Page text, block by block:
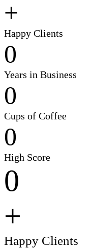
+
Happy Clients
0
Years in Business
0
Cups of Coffee
0
High Score
0
+
Happy Clients